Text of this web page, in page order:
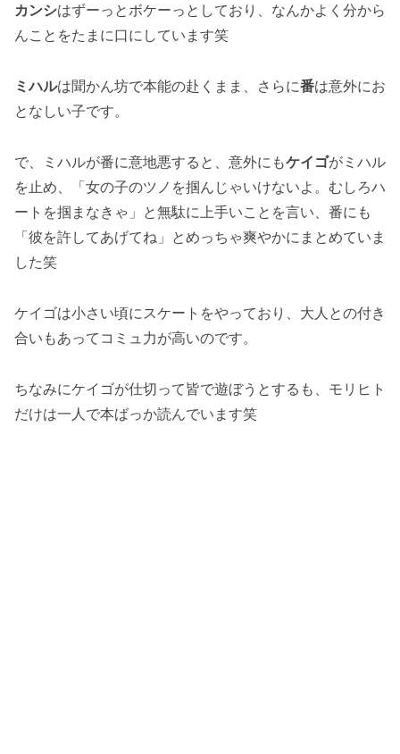
カンシはずーっとボケーっとしており、なんかよく分から
んことをたまに口にしています笑
ミハルは聞かん坊で本能の赴くまま、さらに番は意外にお
となしい子です。
で、ミハルが番に意地悪すると、意外にもケイゴがミハル
を止め、「女の子のツノを掴んじゃいけないよ。むしろハ
ートを掴まなきゃ」と無駄に上手いことを言い、番にも
「彼を許してあげてね」とめっちゃ爽やかにまとめていま
した笑
ケイゴは小さい頃にスケートをやっており、大人との付き
合いもあってコミュ力が高いのです。
ちなみにケイゴが仕切って皆で遊ぼうとするも、モリヒト
だけは一人で本ばっか読んでいます笑